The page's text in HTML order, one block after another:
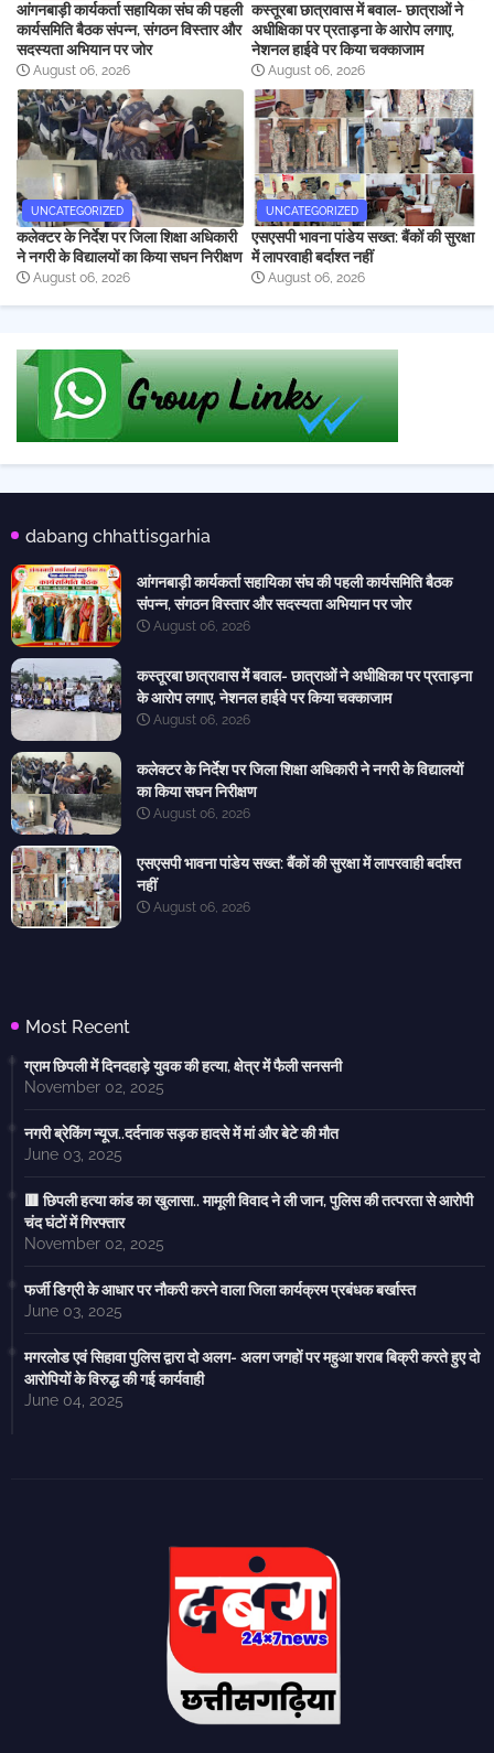
आंगनबाड़ी कार्यकर्ता सहायिका संघ की पहली
कार्यसमिति बैठक संपन्न, संगठन विस्तार और
सदस्यता अभियान पर जोर
August 06, 2026
कस्तूरबा छात्रावास में बवाल- छात्राओं ने
अधीक्षिका पर प्रताड़ना के आरोप लगाए,
नेशनल हाईवे पर किया चक्काजाम
August 06, 2026
UNCATEGORIZED
कलेक्टर के निर्देश पर जिला शिक्षा अधिकारी
ने नगरी के विद्यालयों का किया सघन निरीक्षण
August 06, 2026
UNCATEGORIZED
एसएसपी भावना पांडेय सख्त: बैंकों की सुरक्षा
में लापरवाही बर्दाश्त नहीं
August 06, 2026
dabang chhattisgarhia
आंगनबाड़ी कार्यकर्ता सहायिका संघ की पहली कार्यसमिति बैठक
संपन्न, संगठन विस्तार और सदस्यता अभियान पर जोर
August 06, 2026
कस्तूरबा छात्रावास में बवाल- छात्राओं ने अधीक्षिका पर प्रताड़ना
के आरोप लगाए, नेशनल हाईवे पर किया चक्काजाम
August 06, 2026
कलेक्टर के निर्देश पर जिला शिक्षा अधिकारी ने नगरी के विद्यालयों
का किया सघन निरीक्षण
August 06, 2026
एसएसपी भावना पांडेय सख्त: बैंकों की सुरक्षा में लापरवाही बर्दाश्त
नहीं
August 06, 2026
Most Recent
ग्राम छिपली में दिनदहाड़े युवक की हत्या, क्षेत्र में फैली सनसनी
November 02, 2025
नगरी ब्रेकिंग न्यूज..दर्दनाक सड़क हादसे में मां और बेटे की मौत
June 03, 2025
🟥 छिपली हत्या कांड का खुलासा.. मामूली विवाद ने ली जान, पुलिस की तत्परता से आरोपी
चंद घंटों में गिरफ्तार
November 02, 2025
फर्जी डिग्री के आधार पर नौकरी करने वाला जिला कार्यक्रम प्रबंधक बर्खास्त
June 03, 2025
मगरलोड एवं सिहावा पुलिस द्वारा दो अलग- अलग जगहों पर महुआ शराब बिक्री करते हुए दो
आरोपियों के विरुद्ध की गई कार्यवाही
June 04, 2025